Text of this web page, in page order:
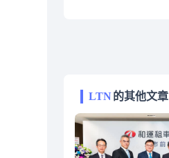
LTN的其他文章